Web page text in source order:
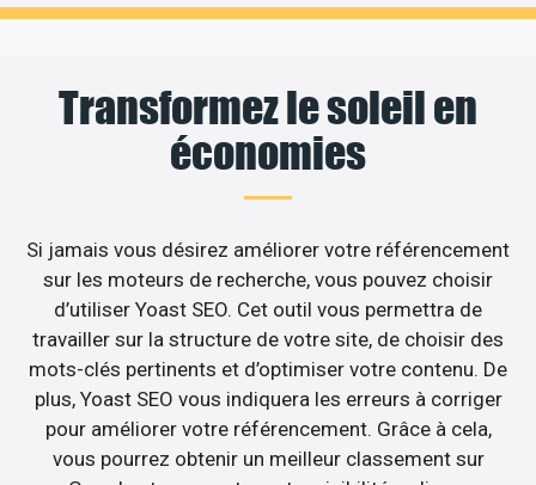
Transformez le soleil en
économies
Si jamais vous désirez améliorer votre référencement
sur les moteurs de recherche, vous pouvez choisir
d’utiliser Yoast SEO. Cet outil vous permettra de
travailler sur la structure de votre site, de choisir des
mots-clés pertinents et d’optimiser votre contenu. De
plus, Yoast SEO vous indiquera les erreurs à corriger
pour améliorer votre référencement. Grâce à cela,
vous pourrez obtenir un meilleur classement sur